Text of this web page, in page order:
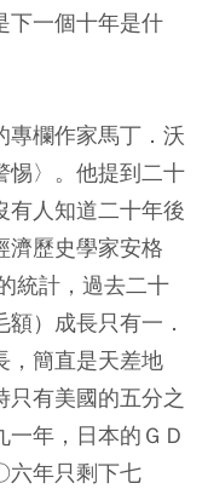
下一個十年是什
專欄作家馬丁．沃
惕〉。他提到二十
有人知道二十年後
濟歷史學家安格
統計，過去二十
）成長只有一．
簡直是天差地
有美國的五分之
年，日本的ＧＤ
六年只剩下七